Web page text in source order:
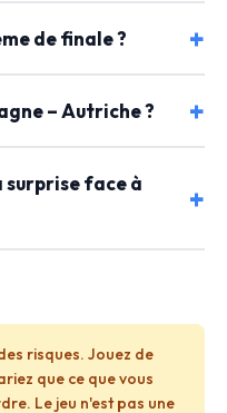
de finale ?
– Autriche ?
face à
risques. Jouez de
que ce que vous
Le jeu n'est pas une